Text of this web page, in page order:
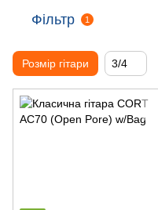
Фільтр 1
Розмір гітари 3/4